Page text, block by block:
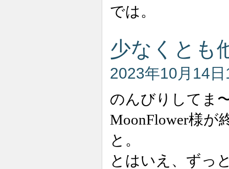
では。
少なくとも
2023年10月14
のんびりしてま
MoonFlower様が
と。
とはいえ、ずっ